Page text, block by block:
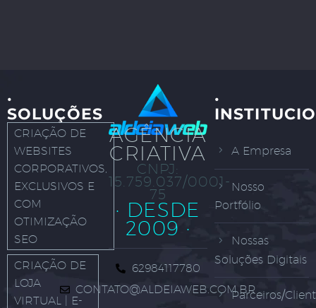
·
SOLUÇÕES
CRIAÇÃO DE
WEBSITES
CORPORATIVOS,
EXCLUSIVOS E
COM
OTIMIZAÇÃO
SEO
CRIAÇÃO DE
LOJA
VIRTUAL | E-
AGÊNCIA
CRIATIVA
CNPJ:
15.759.037/0001-
75
· DESDE
2009 ·
62984117780
CONTATO@ALDEIAWEB.COM.BR
·
A Empresa
Nosso
Portfólio
Nossas
Soluções Digitais
Parceiros/